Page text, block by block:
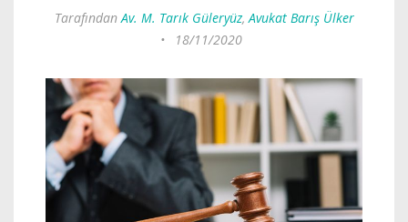
TarafındanAv. M. Tarık Güleryüz,Avukat Barış Ülker
•
18/11/2020